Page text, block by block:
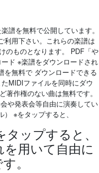
譜を無料で公開しています。
利用下さい。これらの楽譜は
のものとなります。 PDF「や
ド ※楽譜をダウンロードされ
を無料で ダウンロードできる
MIDIファイルを同時にダウ
作権のない曲は無料です。
や発表会等自由に演奏してい
※をタップすると、
ップすると、
用いて自由に
。